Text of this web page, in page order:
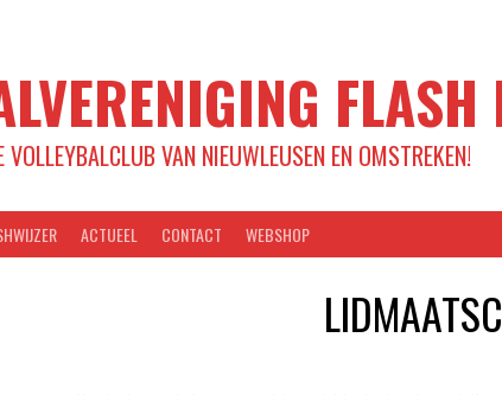
FLASH
VAN NIEUWLEUSEN EN OMSTREKEN!
ACTUEEL CONTACT WEBSHOP